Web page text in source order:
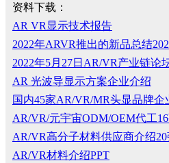
资料下载：
AR VR显示技术报告
2022年ARVR推出的新品总结
2022年5月27日AR/VR产业链论
AR 光波导显示方案企业介绍
国内45家AR/VR/MR头显品牌企
AR/VR/元宇宙ODM/OEM代工
AR/VR高分子材料供应商介绍20
AR/VR材料介绍PPT